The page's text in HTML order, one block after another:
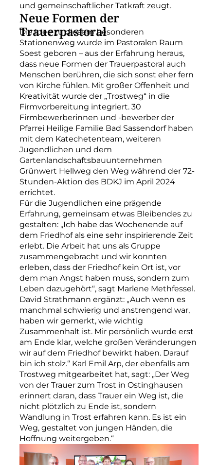
und gemeinschaftlicher Tatkraft zeugt.
Neue Formen der
Trauerpastoral
Die Idee zu diesem besonderen
Stationenweg wurde im Pastoralen Raum
Soest geboren – aus der Erfahrung heraus,
dass neue Formen der Trauerpastoral auch
Menschen berühren, die sich sonst eher fern
von Kirche fühlen. Mit großer Offenheit und
Kreativität wurde der „Trostweg“ in die
Firmvorbereitung integriert. 30
Firmbewerberinnen und -bewerber der
Pfarrei Heilige Familie Bad Sassendorf haben
mit dem Katechetenteam, weiteren
Jugendlichen und dem
Gartenlandschaftsbauunternehmen
Grünwert Hellweg den Weg während der 72-
Stunden-Aktion des BDKJ im April 2024
errichtet.
Für die Jugendlichen eine prägende
Erfahrung, gemeinsam etwas Bleibendes zu
gestalten: „Ich habe das Wochenende auf
dem Friedhof als eine sehr inspirierende Zeit
erlebt. Die Arbeit hat uns als Gruppe
zusammengebracht und wir konnten
erleben, dass der Friedhof kein Ort ist, vor
dem man Angst haben muss, sondern zum
Leben dazugehört“, sagt Marlene Methfessel.
David Strathmann ergänzt: „Auch wenn es
manchmal schwierig und anstrengend war,
haben wir gemerkt, wie wichtig
Zusammenhalt ist. Mir persönlich wurde erst
am Ende klar, welche großen Veränderungen
wir auf dem Friedhof bewirkt haben. Darauf
bin ich stolz.“ Karl Emil Arp, der ebenfalls am
Trostweg mitgearbeitet hat, sagt: „Der Weg
von der Trauer zum Trost in Ostinghausen
erinnert daran, dass Trauer ein Weg ist, die
nicht plötzlich zu Ende ist, sondern
Wandlung in Trost erfahren kann. Es ist ein
Weg, gestaltet von jungen Händen, die
Hoffnung weitergeben.“